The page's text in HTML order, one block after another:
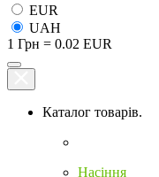
EUR
UAH
1 Грн = 0.02 EUR
Каталог товарів.
Насіння